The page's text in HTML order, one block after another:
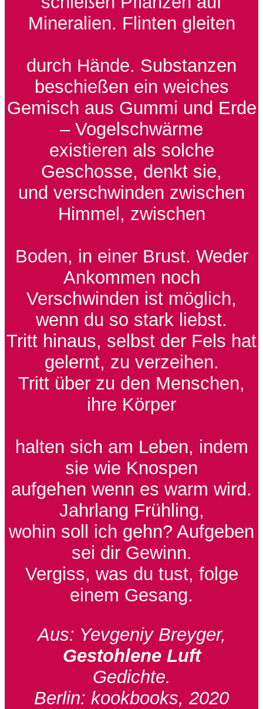
Mineralien. Flinten gleiten
durch Hände. Substanzen
beschießen ein weiches
Gemisch aus Gummi und Erde
– Vogelschwärme
existieren als solche
Geschosse, denkt sie,
und verschwinden zwischen
Himmel, zwischen
Boden, in einer Brust. Weder
Ankommen noch
Verschwinden ist möglich,
wenn du so stark liebst.
Tritt hinaus, selbst der Fels hat
gelernt, zu verzeihen.
Tritt über zu den Menschen,
ihre Körper
halten sich am Leben, indem
sie wie Knospen
aufgehen wenn es warm wird.
Jahrlang Frühling,
wohin soll ich gehn? Aufgeben
sei dir Gewinn.
Vergiss, was du tust, folge
einem Gesang.
Aus: Yevgeniy Breyger,
Gestohlene Luft
Gedichte.
Berlin: kookbooks, 2020